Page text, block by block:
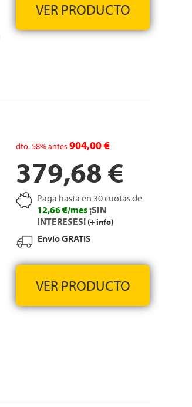
VER PRODUCTO
dto.58%antes 904,00 €
379,68 €
Paga hasta en 30 cuotas de
12,66 €/mes¡SIN
INTERESES!(+ info)
Envío GRATIS
VER PRODUCTO